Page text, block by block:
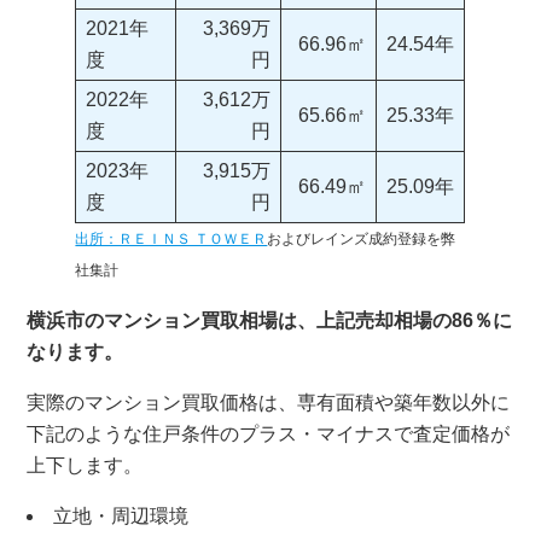
2021年
度
3,369万
円
66.96㎡ 24.54年
2022年
度
3,612万
円
65.66㎡ 25.33年
2023年
度
3,915万
円
66.49㎡ 25.09年
出所：ＲＥＩＮＳ ＴＯＷＥＲ およびレインズ成約登録を弊
社集計
横浜市のマンション買取相場は、上記売却相場の86％に
なります。
実際のマンション買取価格は、専有面積や築年数以外に
下記のような住戸条件のプラス・マイナスで査定価格が
上下します。
立地・周辺環境